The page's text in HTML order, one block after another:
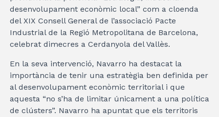
desenvolupament econòmic local” com a cloenda
del XIX Consell General de l’associació Pacte
Industrial de la Regió Metropolitana de Barcelona,
celebrat dimecres a Cerdanyola del Vallès.
En la seva intervenció, Navarro ha destacat la
importància de tenir una estratègia ben definida per
al desenvolupament econòmic territorial i que
aquesta “no s’ha de limitar únicament a una política
de clústers”. Navarro ha apuntat que els territoris